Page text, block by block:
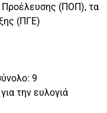
Προέλευσης (ΠΟΠ), τα
(ΠΓΕ)
9
την ευλογιά